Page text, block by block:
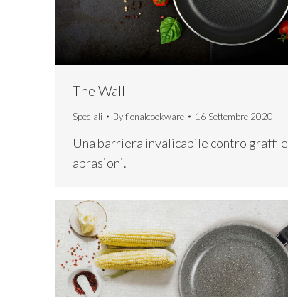
The Wall
Speciali Byflonalcookware 16 Settembre 2020
Una barriera invalicabile contro graffi e
abrasioni.